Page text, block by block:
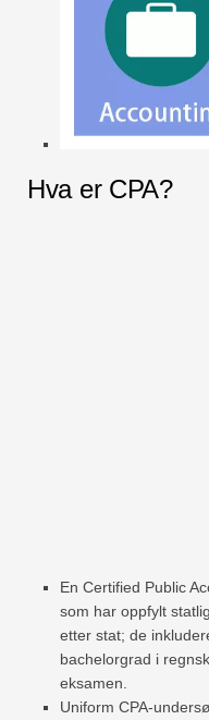
Hva er CPA?
En Certified Public
som har oppfylt
etter stat; de
bachelorgrad i
eksamen.
Uniform CPA-